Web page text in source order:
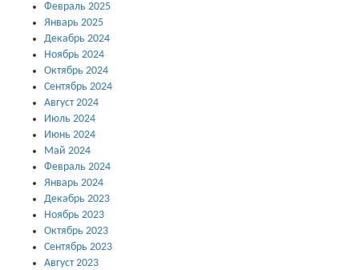
Февраль 2025
Январь 2025
Декабрь 2024
Ноябрь 2024
Октябрь 2024
Сентябрь 2024
Август 2024
Июль 2024
Июнь 2024
Май 2024
Февраль 2024
Январь 2024
Декабрь 2023
Ноябрь 2023
Октябрь 2023
Сентябрь 2023
Август 2023